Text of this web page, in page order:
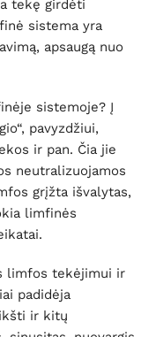
tekę girdėti
sistema yra
apsaugą nuo
sistemoje? Į
pavyzdžiui,
ir pan. Čia jie
neutralizuojamos
grįžta išvalytas,
limfinės
limfos tekėjimui ir
padidėja
ir kitų